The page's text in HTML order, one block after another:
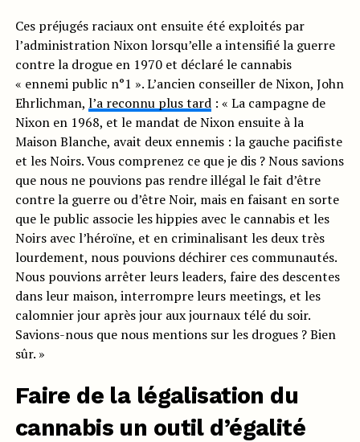
Ces préjugés raciaux ont ensuite été exploités par
l’administration Nixon lorsqu’elle a intensifié la guerre
contre la drogue en 1970 et déclaré le cannabis
« ennemi public n°1 ». L’ancien conseiller de Nixon, John
Ehrlichman, l’a reconnu plus tard: « La campagne de
Nixon en 1968, et le mandat de Nixon ensuite à la
Maison Blanche, avait deux ennemis : la gauche pacifiste
et les Noirs. Vous comprenez ce que je dis ? Nous savions
que nous ne pouvions pas rendre illégal le fait d’être
contre la guerre ou d’être Noir, mais en faisant en sorte
que le public associe les hippies avec le cannabis et les
Noirs avec l’héroïne, et en criminalisant les deux très
lourdement, nous pouvions déchirer ces communautés.
Nous pouvions arrêter leurs leaders, faire des descentes
dans leur maison, interrompre leurs meetings, et les
calomnier jour après jour aux journaux télé du soir.
Savions-nous que nous mentions sur les drogues ? Bien
sûr. »
Faire de la légalisation du
cannabis un outil d’égalité